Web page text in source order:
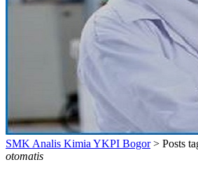
SMK Analis Kimia YKPI Bogor> Posts
otomatis